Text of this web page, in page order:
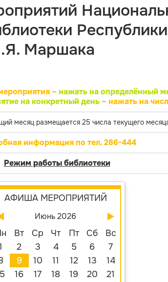
Республики
Маршака
– нажать на определённый
на конкретный день –нажать на
месяц размещается 25 числа текущего
информация по тел. 286-444
Режим работы библиотеки
АФИША МЕРОПРИЯТИЙ
Июнь 2026
Вт Ср Чт Пт Сб
Вс
2 3 4 5 6
7
9 10 11 12 13
14
16 17 18 19 20
21